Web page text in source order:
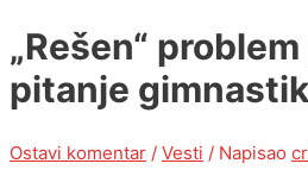
„Rešen“
pitanje
Ostavi komentar / Vesti / Napisao